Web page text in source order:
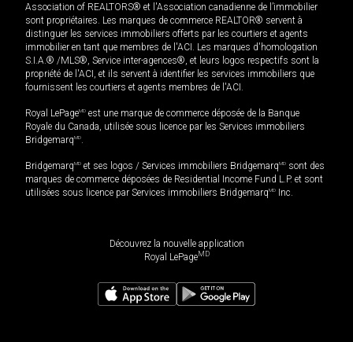
Association of REALTORS® et l'Association canadienne de l’immobilier
sont propriétaires. Les marques de commerce REALTOR® servent à
distinguer les services immobiliers offerts par les courtiers et agents
immobilier en tant que membres de l'ACI. Les marques d'homologation
S.I.A.® /MLS®, Service inter-agences®, et leurs logos respectifs sont la
propriété de l'ACI, et ils servent à identifier les services immobiliers que
fournissent les courtiers et agents membres de l'ACI.
Royal LePageMD est une marque de commerce déposée de la Banque
Royale du Canada, utilisée sous licence par les Services immobiliers
BridgemarqMD
BridgemarqMD et ses logos / Services immobiliers BridgemarqMD sont des
marques de commerce déposées de Residential Income Fund L.P. et sont
utilisées sous licence par Services immobiliers BridgemarqMD Inc.
Découvrez la nouvelle application
Royal LePageMD